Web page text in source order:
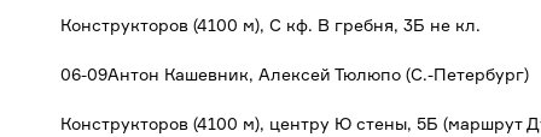
Конструкторов (4100 м), С кф. В гребня, 3Б не кл.
06-09Антон Кашевник, Алексей Тюлюпо (С.-Петербург)
Конструкторов (4100 м), центру Ю стены, 5Б (маршрут